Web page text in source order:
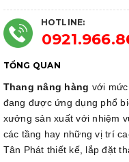
HOTLINE:
TỔNG QUAN
Thang nâng hàng với
đang được ứng dụng phổ
xưởng sản xuất với nhiệm
các tầng hay những vị trí
Tân Phát thiết kế, lắp đặt